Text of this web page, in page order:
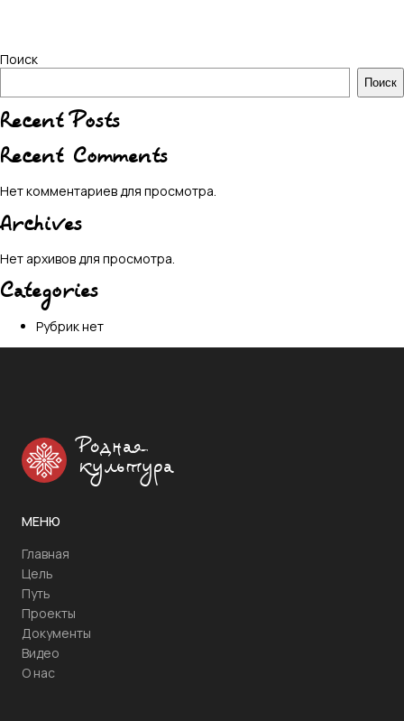
Поиск
Поиск
Recent Posts
Recent Comments
Нет комментариев для просмотра.
Archives
Нет архивов для просмотра.
Categories
Рубрик нет
Родная
культура
МЕНЮ
Главная
Цель
Путь
Проекты
Документы
Видео
О нас